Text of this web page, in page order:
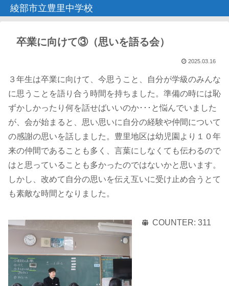
綾部市立豊里中学校
卒業に向けて③（思いを語る会）
2025.03.16
３年生は卒業に向けて、今思うこと、自分が学級のみんな
に思うことを語り合う時間を持ちました。準備の時には恥
ずかしかったり何を話せばいいのか･･･と悩んでいました
が、会が始まると、思い思いに自分の経験や仲間について
の感謝の思いを話しました。豊里地区は幼児園より１０年
来の仲間であることも多く、言葉にしなくても伝わるので
はと思っていることも多かったのではないかと思います。
しかし、改めて自分の思いを伝え互いに受け止め合うとて
も素敵な時間となりました。
COUNTER: 311